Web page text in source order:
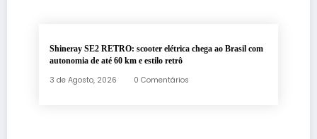
Shineray SE2 RETRO: scooter elétrica chega ao Brasil com
autonomia de até 60 km e estilo retrô
3 de Agosto, 2026 0 Comentários